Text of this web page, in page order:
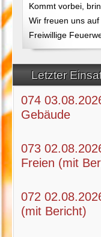
Letzter
074
Gebäude
073
Freien (mit
072
(mit Bericht)
Kommt vorbei,
Wir freuen uns
Freiwillige